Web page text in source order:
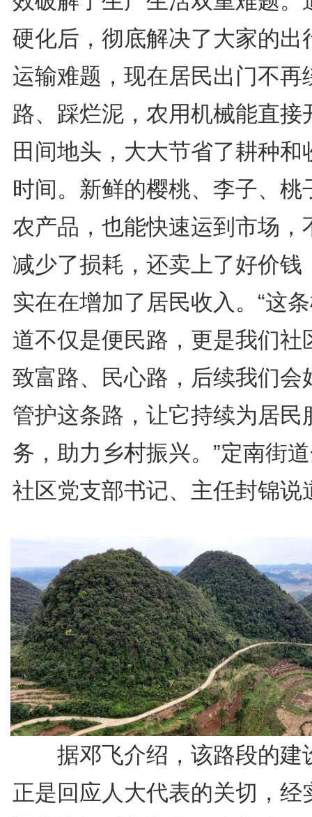
硬化后，彻底解决了大家的出
运输难题，现在居民出门不再
路、踩烂泥，农用机械能直接
田间地头，大大节省了耕种和
时间。新鲜的樱桃、李子、桃
农产品，也能快速运到市场，
减少了损耗，还卖上了好价钱
实在在增加了居民收入。“这
道不仅是便民路，更是我们社
致富路、民心路，后续我们会
管护这条路，让它持续为居民
务，助力乡村振兴。”定南街
社区党支部书记、主任封锦说
据邓飞介绍，该路段的建
正是回应人大代表的关切，经